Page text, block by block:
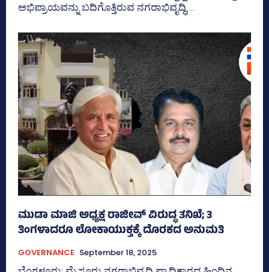
ಅಭಿಪ್ರಾಯವನ್ನು ಬದಿಗೊತ್ತಿರುವ ನಗರಾಭಿವೃದ್ಧಿ...
ಮುಡಾ ಮಾಜಿ ಅಧ್ಯಕ್ಷ ರಾಜೀವ್‌ ವಿರುದ್ಧ ತನಿಖೆ; 3
ತಿಂಗಳಾದರೂ ಲೋಕಾಯುಕ್ತಕ್ಕೆ ದೊರಕದ ಅನುಮತಿ
GOVERNANCE September 18, 2025